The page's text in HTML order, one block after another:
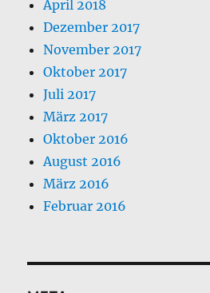
April 2018
Dezember 2017
November 2017
Oktober 2017
Juli 2017
März 2017
Oktober 2016
August 2016
März 2016
Februar 2016